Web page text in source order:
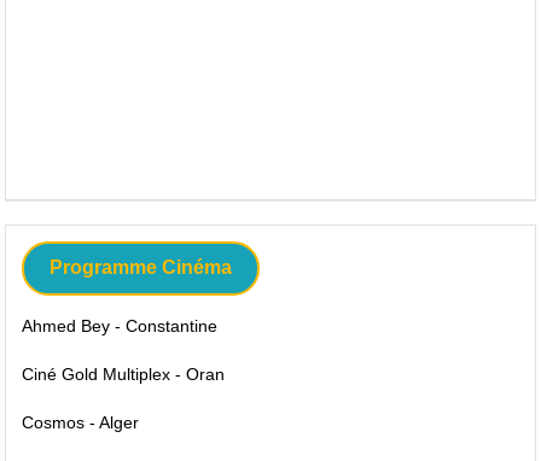
Programme Cinéma
Ahmed Bey - Constantine
Ciné Gold Multiplex - Oran
Cosmos - Alger